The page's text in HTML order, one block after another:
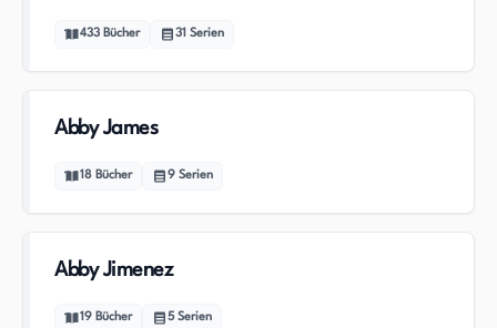
433 Bücher 31 Serien
Abby James
18 Bücher 9 Serien
Abby Jimenez
19 Bücher 5 Serien